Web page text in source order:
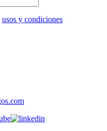
usos y condiciones